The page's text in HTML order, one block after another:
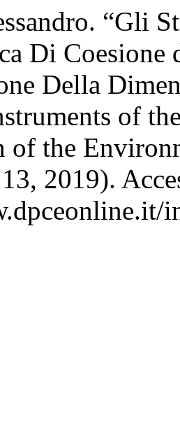
“Gli
Di Coesione
Della
of
of the
2019).